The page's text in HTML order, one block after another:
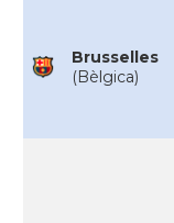
Brusselles
(Bèlgica)